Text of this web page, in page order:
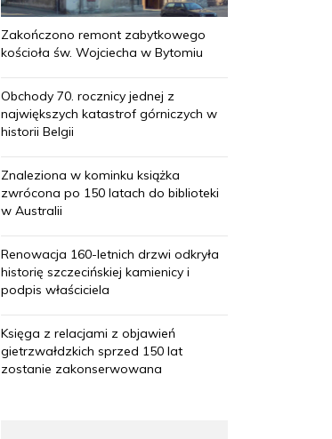
Zakończono remont zabytkowego
kościoła św. Wojciecha w Bytomiu
Obchody 70. rocznicy jednej z
największych katastrof górniczych w
historii Belgii
Znaleziona w kominku książka
zwrócona po 150 latach do biblioteki
w Australii
Renowacja 160-letnich drzwi odkryła
historię szczecińskiej kamienicy i
podpis właściciela
Księga z relacjami z objawień
gietrzwałdzkich sprzed 150 lat
zostanie zakonserwowana